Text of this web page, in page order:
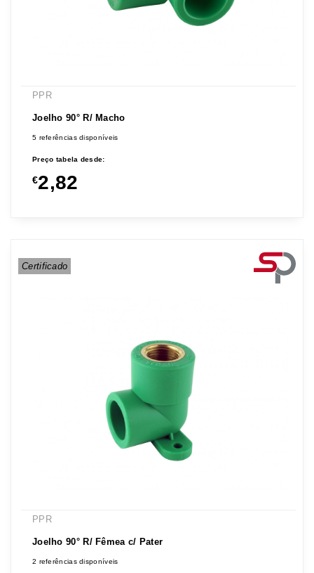
PPR
Joelho 90° R/ Macho
5 referências disponíveis
Preço tabela desde:
€2,82
Certificado
PPR
Joelho 90° R/ Fêmea c/ Pater
2 referências disponíveis